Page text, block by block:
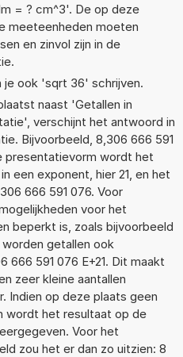
= ? cm^3'. De op deze
meeteenheden moeten
en zinvol zijn in de
je ook 'sqrt 36' schrijven.
naast 'Getallen in
verschijnt het antwoord in
Bijvoorbeeld, 8,306 666 591
presentatievorm wordt het
een exponent, hier 21, en het
666 591 076. Voor
voor het
beperkt is, zoals bijvoorbeeld
getallen ook
666 591 076 E+21. Dit maakt
zeer kleine aantallen
Indien op deze plaats geen
wordt het resultaat op de
Voor het
zou het er dan zo uitzien: 8